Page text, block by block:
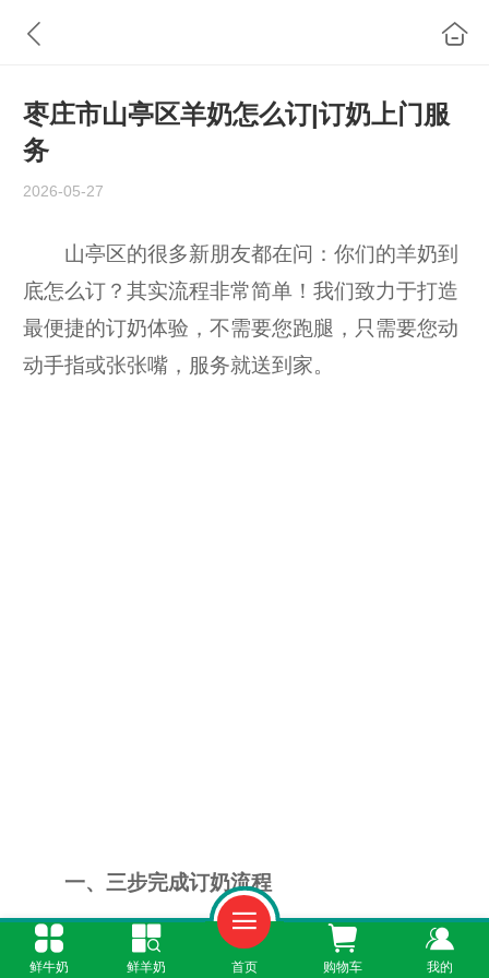
枣庄市山亭区羊奶怎么订|订奶上门服
务
2026-05-27
山亭区的很多新朋友都在问：你们的羊奶到
底怎么订？其实流程非常简单！我们致力于打造
最便捷的订奶体验，不需要您跑腿，只需要您动
动手指或张张嘴，服务就送到家。
一、三步完成订奶流程
第一步：打开微信搜索“鲜奶365”小程序；第
鲜牛奶 鲜羊奶 首页 购物车 我的